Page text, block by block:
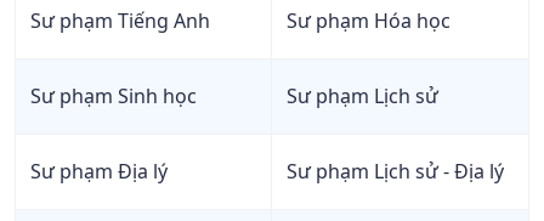
Sư phạm Tiếng Anh Sư phạm Hóa học
Sư phạm Sinh học Sư phạm Lịch sử
Sư phạm Địa lý Sư phạm Lịch sử - Địa lý